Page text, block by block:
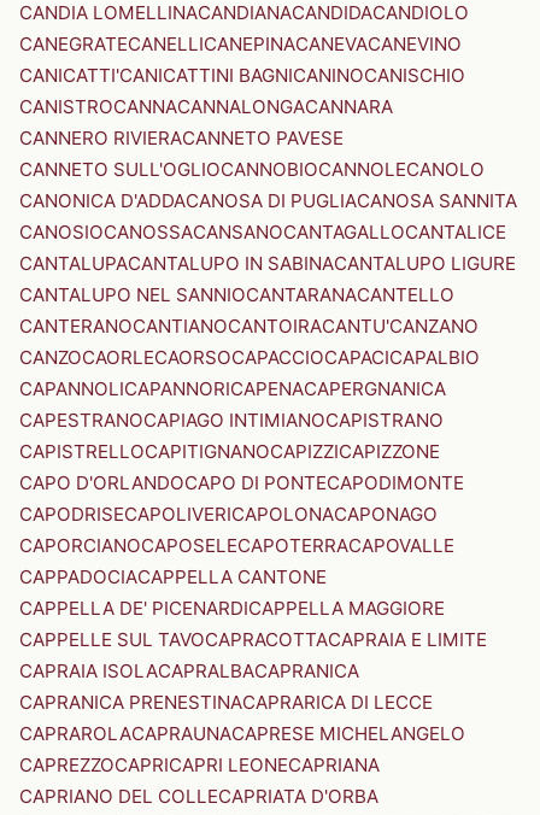
CANDIA LOMELLINACANDIANACANDIDACANDIOLO
CANEGRATECANELLICANEPINACANEVACANEVINO
CANICATTI'CANICATTINI BAGNICANINOCANISCHIO
CANISTROCANNACANNALONGACANNARA
CANNERO RIVIERACANNETO PAVESE
CANNETO SULL'OGLIOCANNOBIOCANNOLECANOLO
CANONICA D'ADDACANOSA DI PUGLIACANOSA SANNITA
CANOSIOCANOSSACANSANOCANTAGALLOCANTALICE
CANTALUPACANTALUPO IN SABINACANTALUPO LIGURE
CANTALUPO NEL SANNIOCANTARANACANTELLO
CANTERANOCANTIANOCANTOIRACANTU'CANZANO
CANZOCAORLECAORSOCAPACCIOCAPACICAPALBIO
CAPANNOLICAPANNORICAPENACAPERGNANICA
CAPESTRANOCAPIAGO INTIMIANOCAPISTRANO
CAPISTRELLOCAPITIGNANOCAPIZZICAPIZZONE
CAPO D'ORLANDOCAPO DI PONTECAPODIMONTE
CAPODRISECAPOLIVERICAPOLONACAPONAGO
CAPORCIANOCAPOSELECAPOTERRACAPOVALLE
CAPPADOCIACAPPELLA CANTONE
CAPPELLA DE' PICENARDICAPPELLA MAGGIORE
CAPPELLE SUL TAVOCAPRACOTTACAPRAIA E LIMITE
CAPRAIA ISOLACAPRALBACAPRANICA
CAPRANICA PRENESTINACAPRARICA DI LECCE
CAPRAROLACAPRAUNACAPRESE MICHELANGELO
CAPREZZOCAPRICAPRI LEONECAPRIANA
CAPRIANO DEL COLLECAPRIATA D'ORBA